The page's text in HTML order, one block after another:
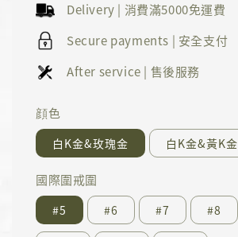
Delivery | 消費滿5000免運費
Secure payments | 安全支付
After service | 售後服務
顔色
白K金&玫瑰金 白K金&黃K金
國際圍戒圍
#5 #6 #7 #8